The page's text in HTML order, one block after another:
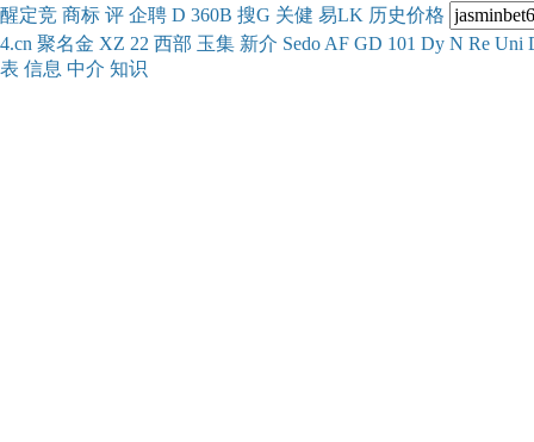
醒定竞 商标 评 企聘 D 360B 搜G 关健 易LK 历史价格
4.cn 聚名金 XZ 22 西部 玉集 新介 Sedo AF GD 101 Dy N Re Uni
表 信息 中介 知识